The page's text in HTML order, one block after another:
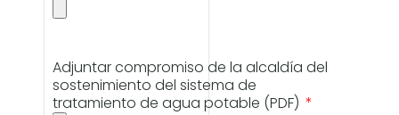
Adjuntar compromiso de la alcaldía del
sostenimiento del sistema de
tratamiento de agua potable (PDF)